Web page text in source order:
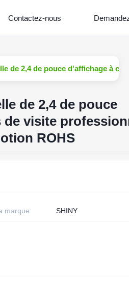
Contactez-nous
de 2,4 de pouce d'affichage à
de 2,4 de pouce
visite
ROHS
marque: SHINY